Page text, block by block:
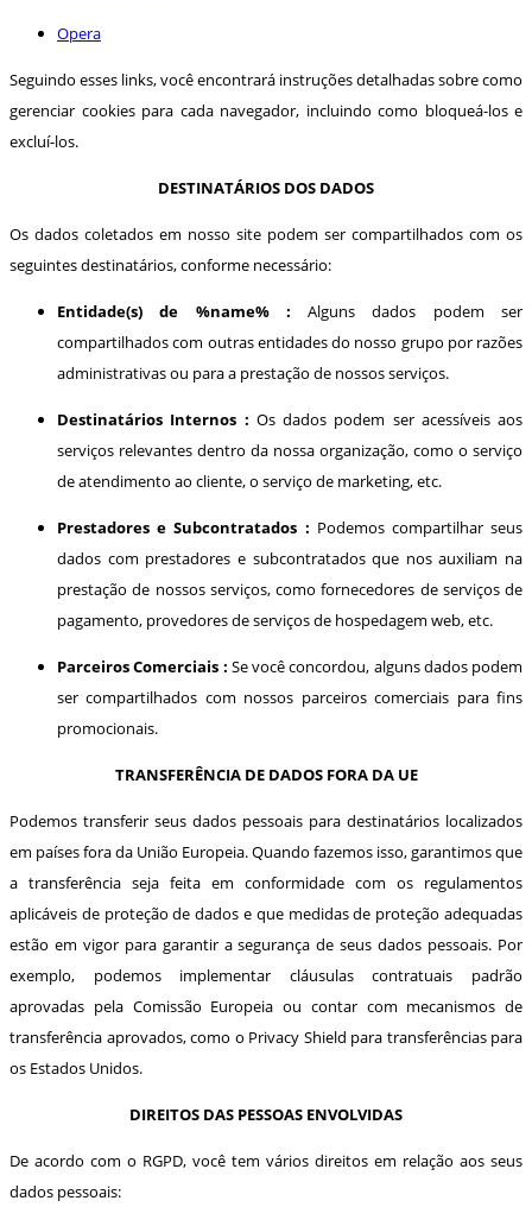
Opera
Seguindo esses links, você encontrará instruções detalhadas sobre como
gerenciar cookies para cada navegador, incluindo como bloqueá-los e
excluí-los.
DESTINATÁRIOS DOS DADOS
Os dados coletados em nosso site podem ser compartilhados com os
seguintes destinatários, conforme necessário:
Entidade(s) de %name% : Alguns dados podem ser
compartilhados com outras entidades do nosso grupo por razões
administrativas ou para a prestação de nossos serviços.
Destinatários Internos : Os dados podem ser acessíveis aos
serviços relevantes dentro da nossa organização, como o serviço
de atendimento ao cliente, o serviço de marketing, etc.
Prestadores e Subcontratados : Podemos compartilhar seus
dados com prestadores e subcontratados que nos auxiliam na
prestação de nossos serviços, como fornecedores de serviços de
pagamento, provedores de serviços de hospedagem web, etc.
Parceiros Comerciais : Se você concordou, alguns dados podem
ser compartilhados com nossos parceiros comerciais para fins
promocionais.
TRANSFERÊNCIA DE DADOS FORA DA UE
Podemos transferir seus dados pessoais para destinatários localizados
em países fora da União Europeia. Quando fazemos isso, garantimos que
a transferência seja feita em conformidade com os regulamentos
aplicáveis de proteção de dados e que medidas de proteção adequadas
estão em vigor para garantir a segurança de seus dados pessoais. Por
exemplo, podemos implementar cláusulas contratuais padrão
aprovadas pela Comissão Europeia ou contar com mecanismos de
transferência aprovados, como o Privacy Shield para transferências para
os Estados Unidos.
DIREITOS DAS PESSOAS ENVOLVIDAS
De acordo com o RGPD, você tem vários direitos em relação aos seus
dados pessoais: